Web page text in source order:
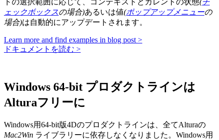
トの選択範囲に応じて、コンテキストとカレントの状態(チ
ェックボックスの場合)あるいは値(ポップアップメニューの
場合)は自動的にアップデートされます。
Learn more and find examples in blog post >
ドキュメントを読む >
Windows 64-bit プロダクトラインは
Alturaフリーに
Windows用64-bit版4Dのプロダクトラインは、全てAlturaの
Mac2Win ライブラリーに依存しなくなりました。Windows用